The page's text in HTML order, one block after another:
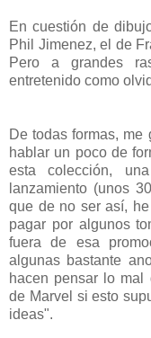
En cuestión de
Phil Jimenez, el de
Pero a grandes
entretenido como
De todas formas, me
hablar un poco de
esta colección,
lanzamiento (unos
que de no ser así,
pagar por algunos
fuera de esa
algunas bastante
hacen pensar lo mal
de Marvel si esto
ideas".